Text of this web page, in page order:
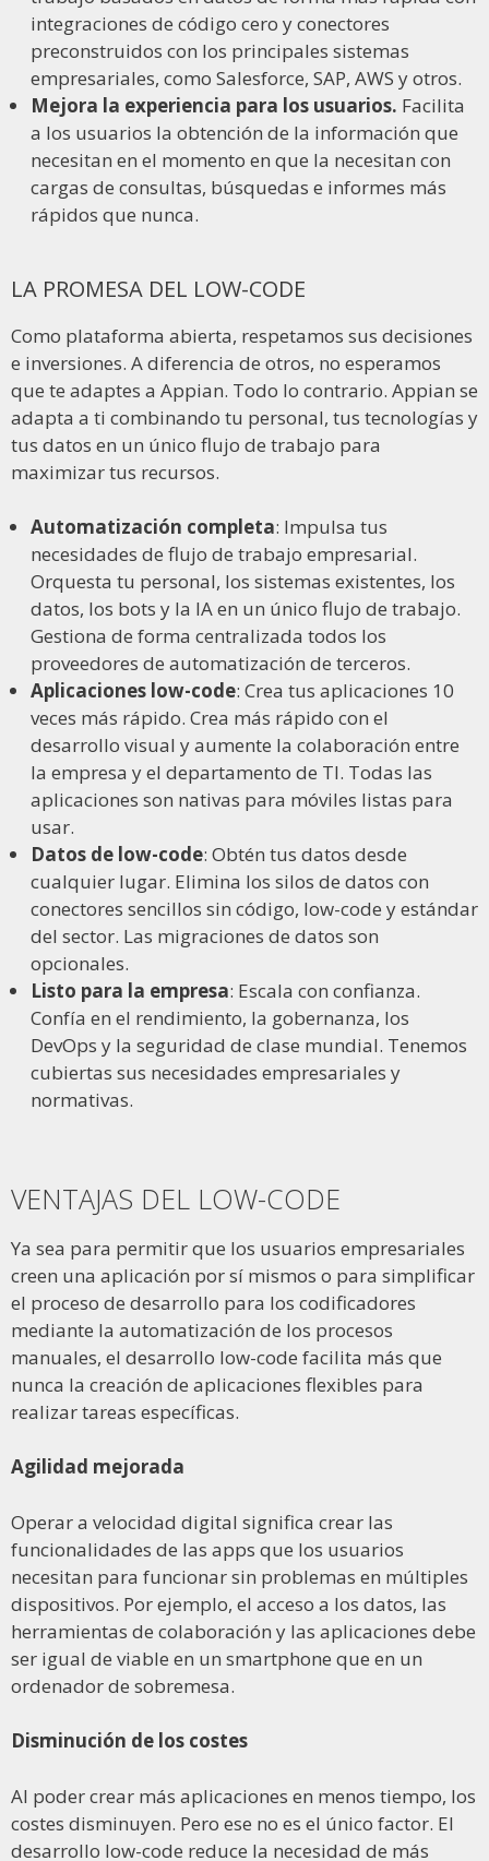
integraciones de código cero y conectores
preconstruidos con los principales sistemas
empresariales, como Salesforce, SAP, AWS y otros.
Mejora la experiencia para los usuarios. Facilita
a los usuarios la obtención de la información que
necesitan en el momento en que la necesitan con
cargas de consultas, búsquedas e informes más
rápidos que nunca.
LA PROMESA DEL LOW-CODE
Como plataforma abierta, respetamos sus decisiones
e inversiones. A diferencia de otros, no esperamos
que te adaptes a Appian. Todo lo contrario. Appian se
adapta a ti combinando tu personal, tus tecnologías y
tus datos en un único flujo de trabajo para
maximizar tus recursos.
Automatización completa: Impulsa tus
necesidades de flujo de trabajo empresarial.
Orquesta tu personal, los sistemas existentes, los
datos, los bots y la IA en un único flujo de trabajo.
Gestiona de forma centralizada todos los
proveedores de automatización de terceros.
Aplicaciones low-code: Crea tus aplicaciones 10
veces más rápido. Crea más rápido con el
desarrollo visual y aumente la colaboración entre
la empresa y el departamento de TI. Todas las
aplicaciones son nativas para móviles listas para
usar.
Datos de low-code: Obtén tus datos desde
cualquier lugar. Elimina los silos de datos con
conectores sencillos sin código, low-code y estándar
del sector. Las migraciones de datos son
opcionales.
Listo para la empresa: Escala con confianza.
Confía en el rendimiento, la gobernanza, los
DevOps y la seguridad de clase mundial. Tenemos
cubiertas sus necesidades empresariales y
normativas.
VENTAJAS DEL LOW-CODE
Ya sea para permitir que los usuarios empresariales
creen una aplicación por sí mismos o para simplificar
el proceso de desarrollo para los codificadores
mediante la automatización de los procesos
manuales, el desarrollo low-code facilita más que
nunca la creación de aplicaciones flexibles para
realizar tareas específicas.
Agilidad mejorada
Operar a velocidad digital significa crear las
funcionalidades de las apps que los usuarios
necesitan para funcionar sin problemas en múltiples
dispositivos. Por ejemplo, el acceso a los datos, las
herramientas de colaboración y las aplicaciones debe
ser igual de viable en un smartphone que en un
ordenador de sobremesa.
Disminución de los costes
Al poder crear más aplicaciones en menos tiempo, los
costes disminuyen. Pero ese no es el único factor. El
desarrollo low-code reduce la necesidad de más